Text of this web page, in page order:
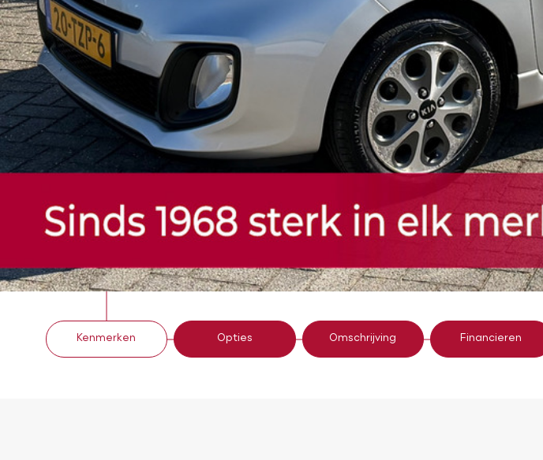
Kenmerken Opties Omschrijving Financieren